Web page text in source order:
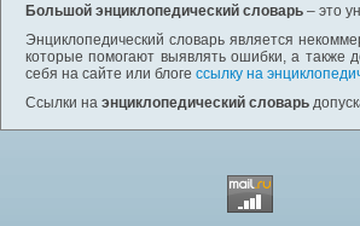
Большой энциклопедический словарь – это
Энциклопедический словарь является
которые помогают выявлять ошибки, а также
себя на сайте или блоге ссылку на
Ссылки на энциклопедический словарь